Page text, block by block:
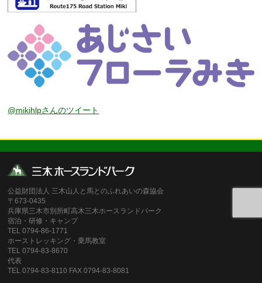
@mikihlpさんのツイート
公益財団法人 三木山人と馬とのふれあいの森協会
〒673-0435
兵庫県三木市別所町高木三木ホースランドパーク
宿泊・研修・キャンプ
TEL 0794-86-1771
ホーストレッキング・乗馬教室
TEL 0794-83-8670
代表
TEL 0794-83-8110 FAX 0794-83-8081